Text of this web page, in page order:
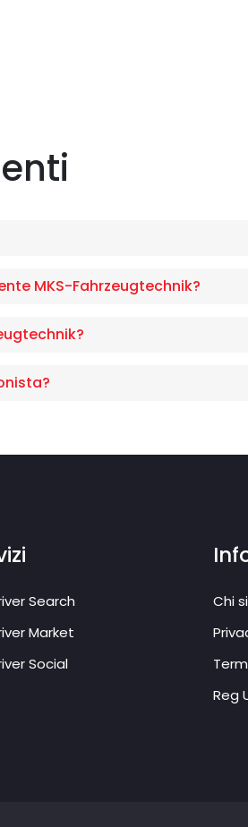
MKS-Fahrzeugtechnik?
Search
Market
Social
Chi
Reg